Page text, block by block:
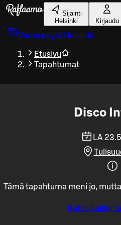
Siirry pääsisältöön
Sijainti
Helsinki
Kirjaudu
Varaa pöytä Helsinki
Etusivu
Tapahtumat
Disco
LA
Tämä tapahtuma meni jo,
Katso kaikki